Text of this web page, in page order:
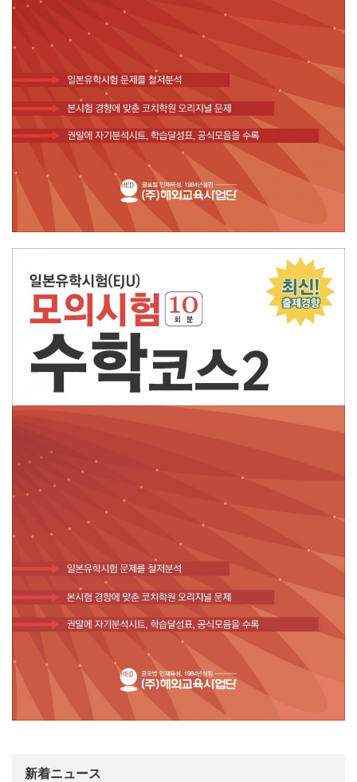
新着ニュース